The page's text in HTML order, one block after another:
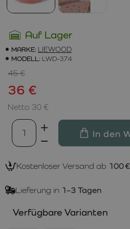
Auf Lager
MARKE: LIEWOOD
MODELL: LWD-374
36 €
45 €
Netto 30 €
In den
Kostenloser Versand ab 100 €
Lieferung in 1–3 Tagen
Verfügbare Varianten